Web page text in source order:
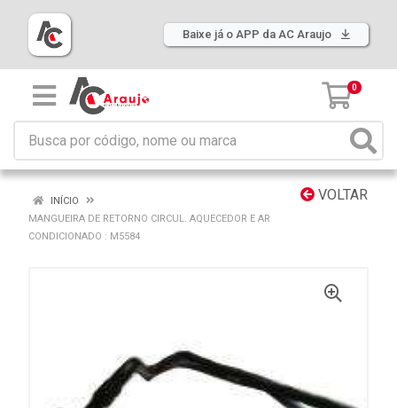
Baixe já o APP da AC Araujo
0
VOLTAR
INÍCIO
MANGUEIRA DE RETORNO CIRCUL. AQUECEDOR E AR
CONDICIONADO : M5584